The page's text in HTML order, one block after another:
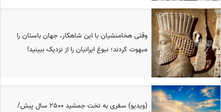
وقتی هخامنشیان با این شاهکار، جهان باستان را
مبهوت کردند؛ نبوغ ایرانیان را از نزدیک ببینید!
(ویدیو) سفری به تخت جمشید 2500 سال پیش/